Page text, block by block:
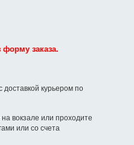
форму заказа.
курьером по
вокзале или проходите
или со счета